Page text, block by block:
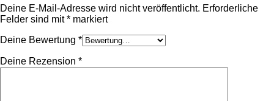
Deine E-Mail-Adresse wird nicht veröffentlicht. Erforderliche
Felder sind mit* markiert
Deine Bewertung *
Deine Rezension *